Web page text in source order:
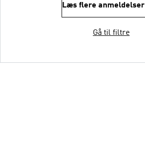
Læs flere anmeldelser
Gå til filtre